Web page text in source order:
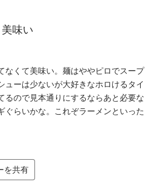
味い
なくて美味い。麺はややピロでスープ
ューは少ないが大好きなホロけるタイ
るので見本通りにするならあと必要な
ぐらいかな。これぞラーメンといった
を共有